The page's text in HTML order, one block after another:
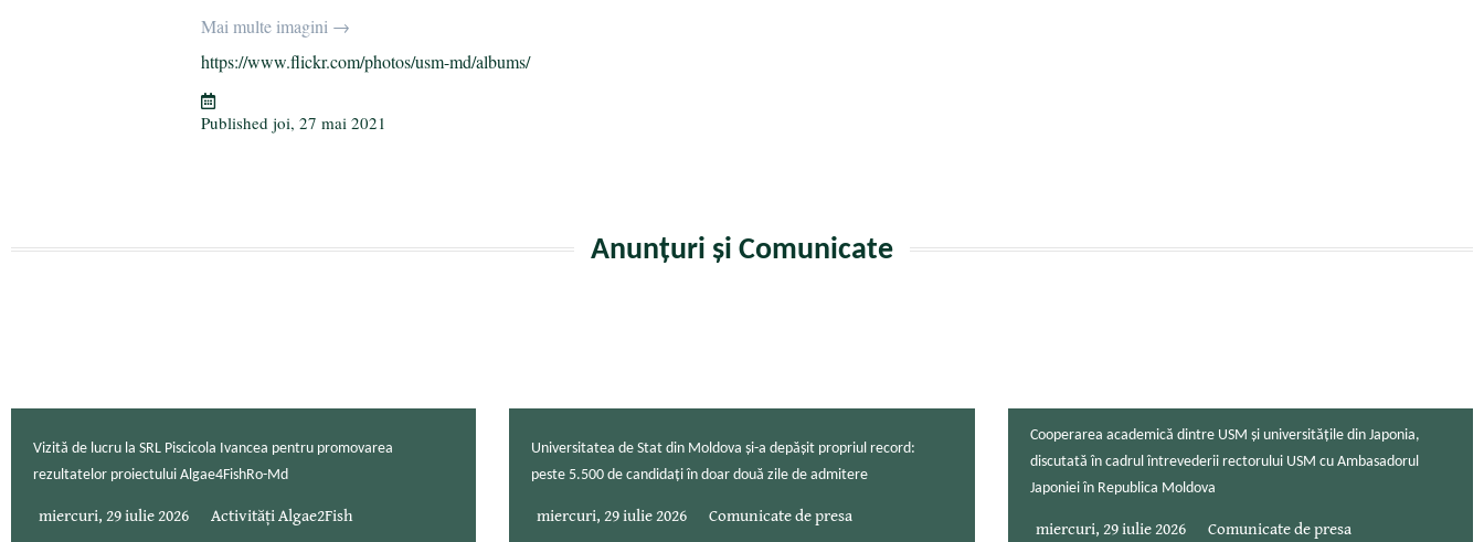
bo
ok
tte
r
gr
a ea
Mai multe imagini →
https://www.flickr.com/photos/usm-md/albums/
Published joi, 27 mai 2021
Anunțuri și Comunicate
Vizită de lucru la SRL Piscicola Ivancea pentru promovarea
rezultatelor proiectului Algae4FishRo-Md
miercuri, 29 iulie 2026 Activități Algae2Fish
Universitatea de Stat din Moldova și-a depășit propriul record:
peste 5.500 de candidați în doar două zile de admitere
miercuri, 29 iulie 2026 Comunicate de presa
Cooperarea academică dintre USM și universitățile din Japonia,
discutată în cadrul întrevederii rectorului USM cu Ambasadorul
Japoniei în Republica Moldova
miercuri, 29 iulie 2026 Comunicate de presa